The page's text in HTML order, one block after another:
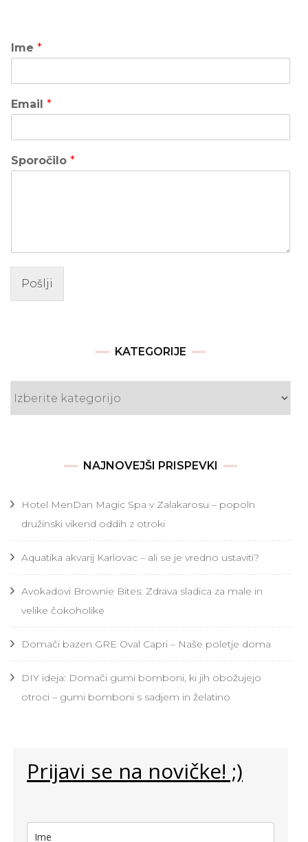
Ime *
Email *
Sporočilo *
Pošlji
KATEGORIJE
NAJNOVEJŠI PRISPEVKI
Hotel MenDan Magic Spa v Zalakarosu – popoln
družinski vikend oddih z otroki
Aquatika akvarij Karlovac – ali se je vredno ustaviti?
Avokadovi Brownie Bites: Zdrava sladica za male in
velike čokoholike
Domači bazen GRE Oval Capri – Naše poletje doma
DIY ideja: Domači gumi bomboni, ki jih obožujejo
otroci – gumi bomboni s sadjem in želatino
Prijavi se na novičke! ;)